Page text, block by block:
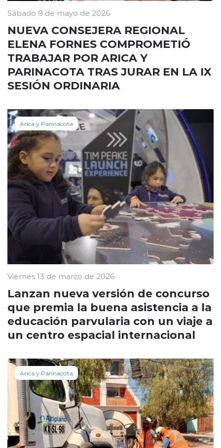
Sábado 9 de mayo de 2026
NUEVA CONSEJERA REGIONAL
ELENA FORNES COMPROMETIÓ
TRABAJAR POR ARICA Y
PARINACOTA TRAS JURAR EN LA IX
SESIÓN ORDINARIA
Arica y Parinacota
Viernes 13 de marzo de 2026
Lanzan nueva versión de concurso
que premia la buena asistencia a la
educación parvularia con un viaje a
un centro espacial internacional
Arica y Parinacota